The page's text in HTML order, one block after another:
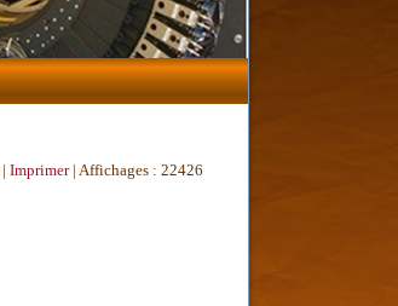
| Imprimer | Affichages : 22426